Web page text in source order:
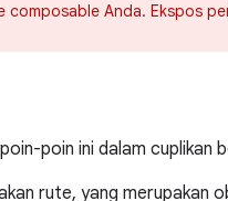
composable Anda. Ekspos
poin ini dalam cuplikan
rute, yang merupakan